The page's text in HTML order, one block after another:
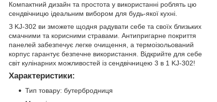
Компактний дизайн та простота у використанні роблять цю
сендвічницю ідеальним вибором для будь-якої кухні.
З KJ-302 ви зможете щодня радувати себе та своїх близьких
смачними та корисними стравами. Антипригарне покриття
панелей забезпечує легке очищення, а термоізольований
корпус гарантує безпечне використання. Відкрийте для себе
світ кулінарних можливостей із сендвічницею 3 в 1 KJ-302!
Характеристики:
Тип товару: бутербродниця